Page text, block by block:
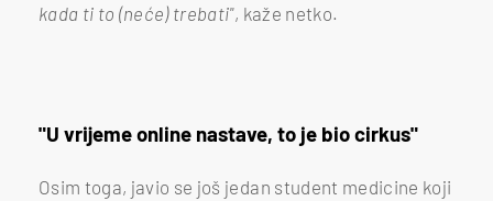
kada ti to (neće) trebati", kaže netko.
"U vrijeme online nastave, to je bio cirkus"
Osim toga, javio se još jedan student medicine koji